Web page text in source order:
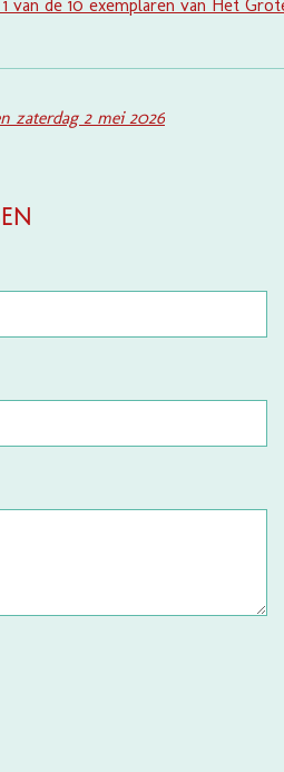
van de 10 exemplaren van Het
zaterdag 2 mei 2026